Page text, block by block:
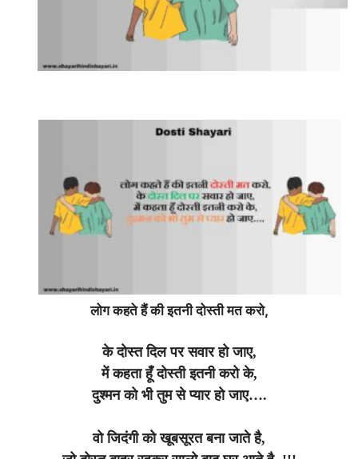
लोग कहते हैं की इतनी दोस्ती मत करो,
के दोस्त दिल पर सवार हो जाए,
में कहता हूँ दोस्ती इतनी करो के,
दुश्मन को भी तुम से प्यार हो जाए….
वो जिदंगी को खूबसूरत बना जाते है,